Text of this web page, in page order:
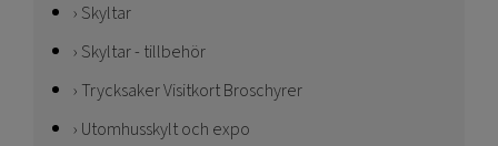
Skyltar
Skyltar - tillbehör
Trycksaker Visitkort Broschyrer
Utomhusskylt och expo